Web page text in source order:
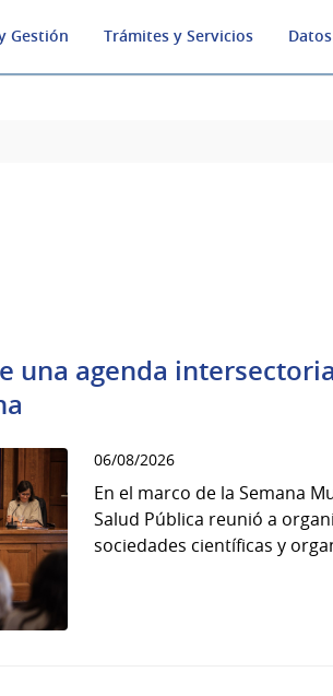
Gestión Trámites y Servicios
una agenda
06/08/2026
En el marco de la Semana
Salud Pública reunió a
sociedades científicas y